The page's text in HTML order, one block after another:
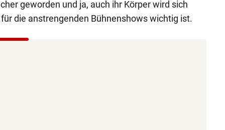
geworden und ja, auch ihr Körper wird sich
die anstrengenden Bühnenshows wichtig ist.